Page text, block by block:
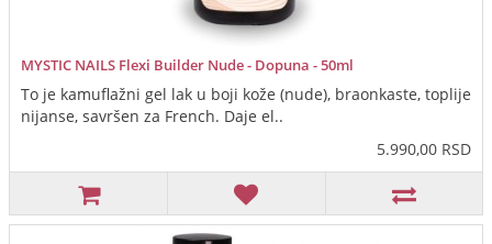
MYSTIC NAILS Flexi Builder Nude - Dopuna - 50ml
To je kamuflažni gel lak u boji kože (nude), braonkaste, toplije
nijanse, savršen za French. Daje el..
5.990,00 RSD